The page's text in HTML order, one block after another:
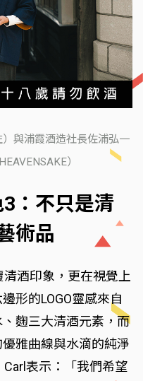
）與浦霞酒造社長佐浦弘一
）
3：不只是清
術品
清酒印象，更在視覺上
形的LOGO靈感來自
麴三大清酒元素，而
雅曲線與水滴的純淨
表示：「我們希望